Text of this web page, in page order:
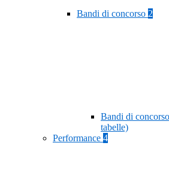
Bandi di concorso 2
Bandi di
tabelle)
Performance 4